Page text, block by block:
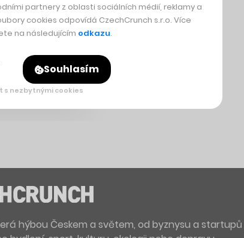
hýbou Českem a světem, od byznysu a startupů
partnery z oblasti sociálních médií, reklamy a
cookies odpovídá CzechCrunch s.r.o. Více
na následujícím odkazu.
Souhlasím
s nezbytnými cookies